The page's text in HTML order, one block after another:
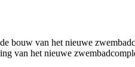
bouw van het nieuwe
van het nieuwe